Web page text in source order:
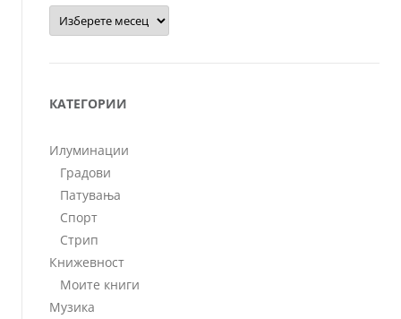
Архиви
КАТЕГОРИИ
Илуминации
Градови
Патувања
Спорт
Стрип
Книжевност
Моите книги
Музика